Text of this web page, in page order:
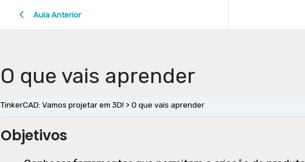
Aula Anterior
O que vais aprender
TinkerCAD: Vamos projetar em 3D! O que vais aprender
Objetivos